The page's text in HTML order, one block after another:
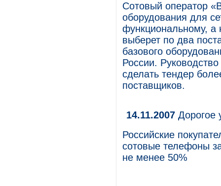
Сотовый оператор
оборудования для
функциональному, а
выберет по два
базового
России.
сделать тендер
поставщиков.
14.11.2007 Дорогое
Российские
сотовые телефоны
не менее 50%